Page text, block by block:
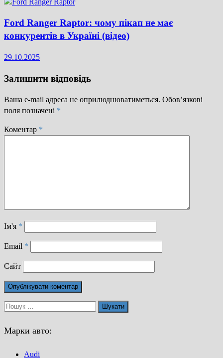
Ford Ranger Raptor: чому пікап не має
конкурентів в Україні (відео)
29.10.2025
Залишити відповідь
Ваша e-mail адреса не оприлюднюватиметься. Обов’язкові
поля позначені *
Коментар *
Ім'я *
Email *
Сайт
Пошук:
Марки авто:
Audi